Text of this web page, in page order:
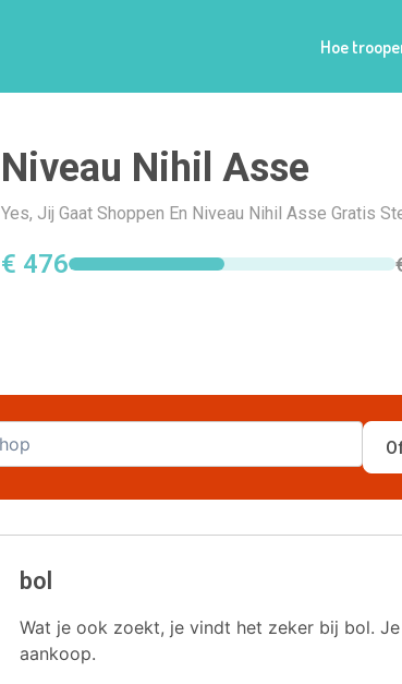
Hoe
Niveau Nihil Asse
Yes, Jij Gaat Shoppen En Niveau Nihil Asse Gratis
€ 476
bol
Wat je ook zoekt, je vindt het zeker bij bol.
aankoop.